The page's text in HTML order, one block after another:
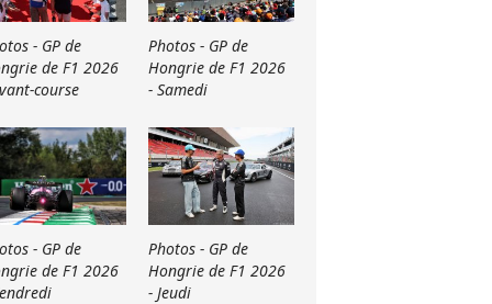
- GP de
de F1 2026
course
Photos - GP de
Hongrie de F1 2026
- Samedi
- GP de
de F1 2026
Photos - GP de
Hongrie de F1 2026
- Jeudi